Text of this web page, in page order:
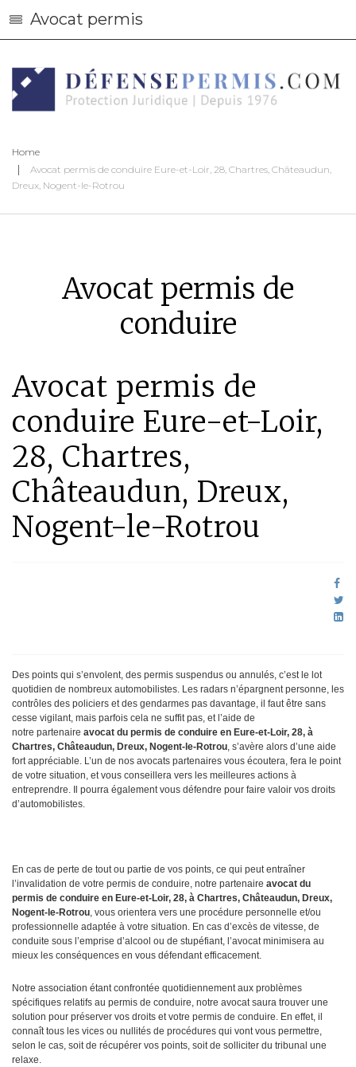
Avocat permis
Home
Avocat permis de conduire Eure-et-Loir, 28, Chartres, Châteaudun,
Dreux, Nogent-le-Rotrou
Avocat permis de
conduire
Avocat permis de
conduire Eure-et-Loir,
28, Chartres,
Châteaudun, Dreux,
Nogent-le-Rotrou
Des points qui s’envolent, des permis suspendus ou annulés, c’est le lot
quotidien de nombreux automobilistes. Les radars n’épargnent personne, les
contrôles des policiers et des gendarmes pas davantage, il faut être sans
cesse vigilant, mais parfois cela ne suffit pas, et l’aide de
notre partenaire avocat du permis de conduire en Eure-et-Loir, 28, à
Chartres, Châteaudun, Dreux, Nogent-le-Rotrou, s’avère alors d’une aide
fort appréciable. L’un de nos avocats partenaires vous écoutera, fera le point
de votre situation, et vous conseillera vers les meilleures actions à
entreprendre. Il pourra également vous défendre pour faire valoir vos droits
d’automobilistes.
En cas de perte de tout ou partie de vos points, ce qui peut entraîner
l’invalidation de votre permis de conduire, notre partenaire avocat du
permis de conduire en Eure-et-Loir, 28, à Chartres, Châteaudun, Dreux,
Nogent-le-Rotrou, vous orientera vers une procédure personnelle et/ou
professionnelle adaptée à votre situation. En cas d’excès de vitesse, de
conduite sous l’emprise d’alcool ou de stupéfiant, l’avocat minimisera au
mieux les conséquences en vous défendant efficacement.
Notre association étant confrontée quotidiennement aux problèmes
spécifiques relatifs au permis de conduire, notre avocat saura trouver une
solution pour préserver vos droits et votre permis de conduire. En effet, il
connaît tous les vices ou nullités de procédures qui vont vous permettre,
selon le cas, soit de récupérer vos points, soit de solliciter du tribunal une
relaxe.